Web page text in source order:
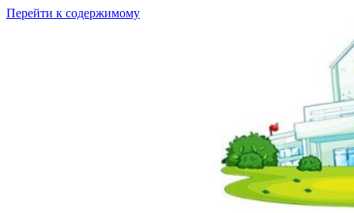
Перейти к содержимому